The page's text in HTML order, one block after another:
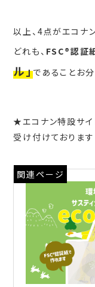
以上、4点がエコナ
どれも、 FSC®認証
ル」であることお
★エコナン特設サイ
受け付けております
関連ページ